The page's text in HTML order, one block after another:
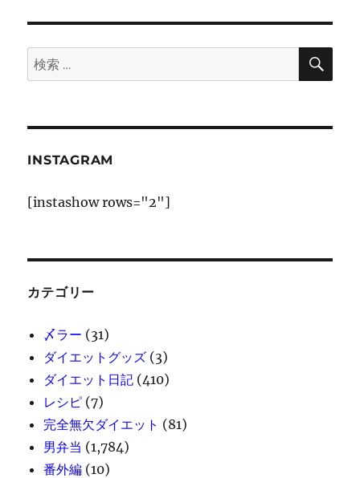
ン
検
索:
検
INSTAGRAM
[instashow rows="2"]
カテゴリー
〆ラー (31)
ダイエットグッズ (3)
ダイエット日記 (410)
レシピ (7)
完全無欠ダイエット (81)
男弁当 (1,784)
番外編 (10)